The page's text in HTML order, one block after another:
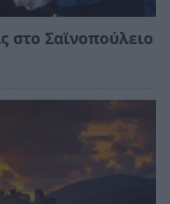
στο Σαϊνοπούλειο